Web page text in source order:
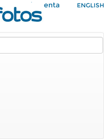
Mi Cuenta ENGLISH